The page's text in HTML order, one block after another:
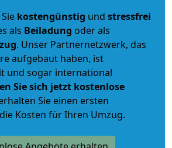
kostengünstig und stressfrei
als Beiladung oder als
. Unser Partnernetzwerk, das
aufgebaut haben, ist
und sogar international
Sie sich jetzt kostenlose
Sie einen ersten
Kosten für Ihren Umzug.